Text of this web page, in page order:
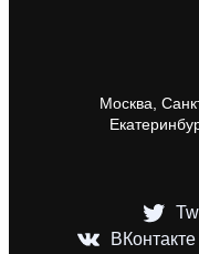
Москва,
ВКонтакте